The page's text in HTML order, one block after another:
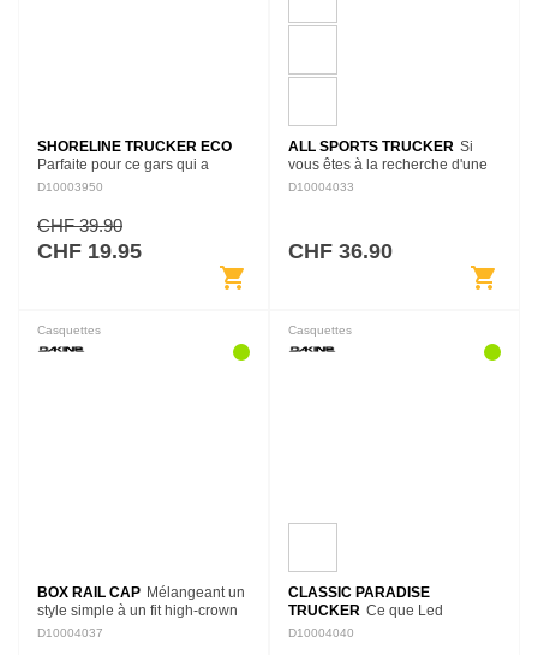
SHORELINE TRUCKER ECO
Parfaite pour ce gars qui a
décidé de prendre sa retraite et
que nous connaissons tous au
moins une personne de ce…
D10003950
CHF 39.90
CHF 19.95
shopping_cart
ALL SPORTS TRUCKER Si
vous êtes à la recherche d'une
casquette légère et ultra
D10004033
CHF 36.90
shopping_cart
Casquettes
BOX RAIL CAP Mélangeant un
style simple à un fit high-crown
structuré, the Box Rail Cap
D10004037
Casquettes
CLASSIC PARADISE
TRUCKER Ce que Led
Zeppelin et Creedence
D10004040